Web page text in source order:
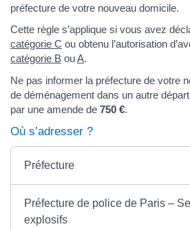
préfecture de votre nouveau domicile.
Cette règle s’applique si vous avez
catégorie C ou obtenu l’autorisation
catégorie B ouA.
Ne pas informer la préfecture de votre
de déménagement dans un autre
par une amende de 750 €.
Où s’adresser ?
Préfecture
Préfecture de police de Paris –
explosifs